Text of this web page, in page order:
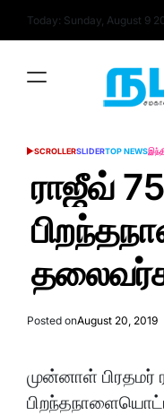
Today: Sunday, August 9
POSTED
SCROLLERSLIDERTOP NEWS
ராஜீவ்
Posted onAugust 20, 2019
முன்னாள் பிரதமர்